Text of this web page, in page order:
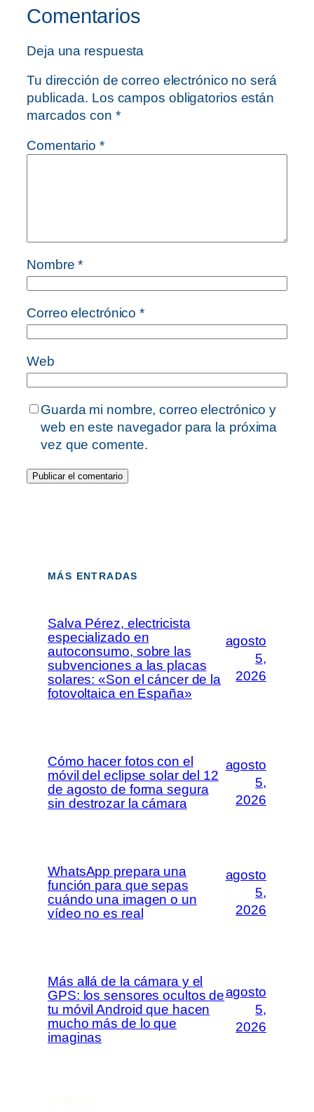
Comentarios
Deja una respuesta
Tu dirección de correo electrónico no será
publicada. Los campos obligatorios están
marcados con *
Comentario *
Nombre*
Correo electrónico*
Web
Guarda mi nombre, correo electrónico y
web en este navegador para la próxima
vez que comente.
MÁS ENTRADAS
Salva Pérez, electricista
especializado en
autoconsumo, sobre las
subvenciones a las placas
solares: «Son el cáncer de la
fotovoltaica en España»
agosto
5,
2026
Cómo hacer fotos con el
móvil del eclipse solar del 12
de agosto de forma segura
sin destrozar la cámara
agosto
5,
2026
WhatsApp prepara una
función para que sepas
cuándo una imagen o un
vídeo no es real
agosto
5,
2026
Más allá de la cámara y el
GPS: los sensores ocultos de
tu móvil Android que hacen
mucho más de lo que
imaginas
agosto
5,
2026